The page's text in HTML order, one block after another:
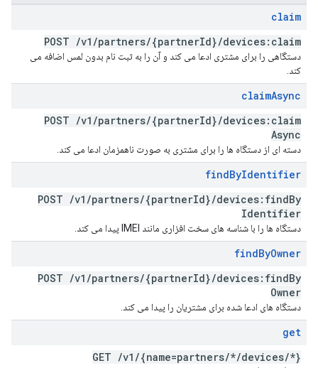
claim
POST /v1 /partners/{partnerId}/devices:claim
دستگاهی را برای مشتری ادعا می کند و آن را به ثبت نام بدون لمس اضافه می
کند.
claimAsync
POST /v1 /partners/{partnerId}/devices:claim
Async
دسته ای از دستگاه ها را برای مشتری به صورت ناهمزمان ادعا می کند.
findByIdentifier
POST /v1 /partners/{partnerId}/devices:findBy
Identifier
دستگاه ها را با شناسه های سخت افزاری مانند IMEI پیدا می کند.
findByOwner
POST /v1 /partners/{partnerId}/devices:findBy
Owner
دستگاه های ادعا شده برای مشتریان را پیدا می کند.
get
GET /v1 /{name=partners/*/devices/*}